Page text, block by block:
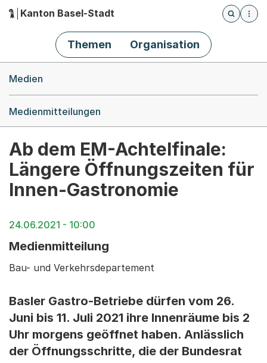
Hauptnavigation
Kanton Basel-Stadt
Öffnet
Themen Organisation
Medien
Medienmitteilungen
Ab dem EM-Achtelfinale:
Längere Öffnungszeiten für
Innen-Gastronomie
24.06.2021 - 10:00
Medienmitteilung
Bau- und Verkehrsdepartement
Basler Gastro-Betriebe dürfen vom 26.
Juni bis 11. Juli 2021 ihre Innenräume bis 2
Uhr morgens geöffnet haben. Anlässlich
der Öffnungsschritte, die der Bundesrat